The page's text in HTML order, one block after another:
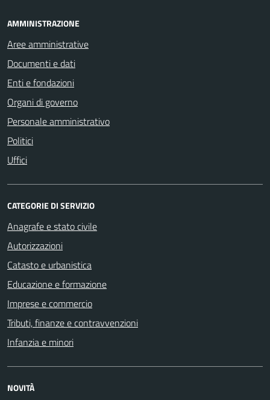
AMMINISTRAZIONE
Aree amministrative
Documenti e dati
Enti e fondazioni
Organi di governo
Personale amministrativo
Politici
Uffici
CATEGORIE DI SERVIZIO
Anagrafe e stato civile
Autorizzazioni
Catasto e urbanistica
Educazione e formazione
Imprese e commercio
Tributi, finanze e contravvenzioni
Infanzia e minori
NOVITÀ